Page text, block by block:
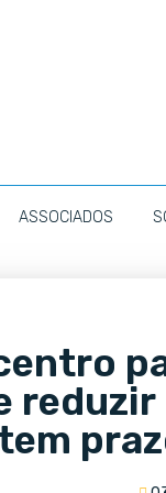
ASSOCIADOS